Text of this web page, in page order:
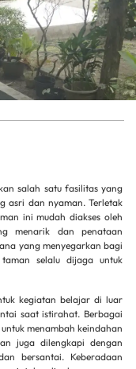
salah satu fasilitas yang
asri dan nyaman. Terletak
ini mudah diakses oleh
menarik dan penataan
yang menyegarkan bagi
selalu dijaga untuk
kegiatan belajar di luar
saat istirahat. Berbagai
menambah keindahan
juga dilengkapi dengan
bersantai. Keberadaan